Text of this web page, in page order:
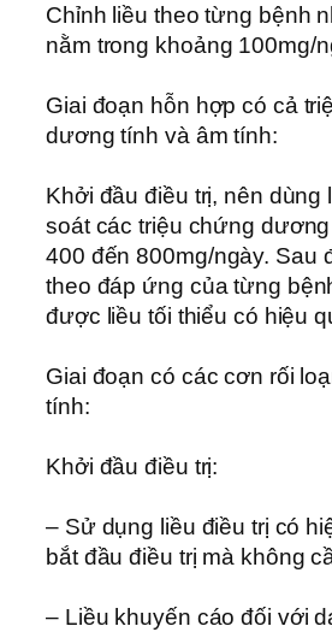
Chỉnh liều theo từng bệnh
nằm trong khoảng 100mg/
Giai đoạn hỗn hợp có cả
dương tính và âm tính:
Khởi đầu điều trị, nên dùng
soát các triệu chứng
400 đến 800mg/ngày. Sau
theo đáp ứng của từng
được liều tối thiểu có hiệu
Giai đoạn có các cơn rối
tính:
Khởi đầu điều trị:
– Sử dụng liều điều trị có
bắt đầu điều trị mà không
– Liều khuyến cáo đối với